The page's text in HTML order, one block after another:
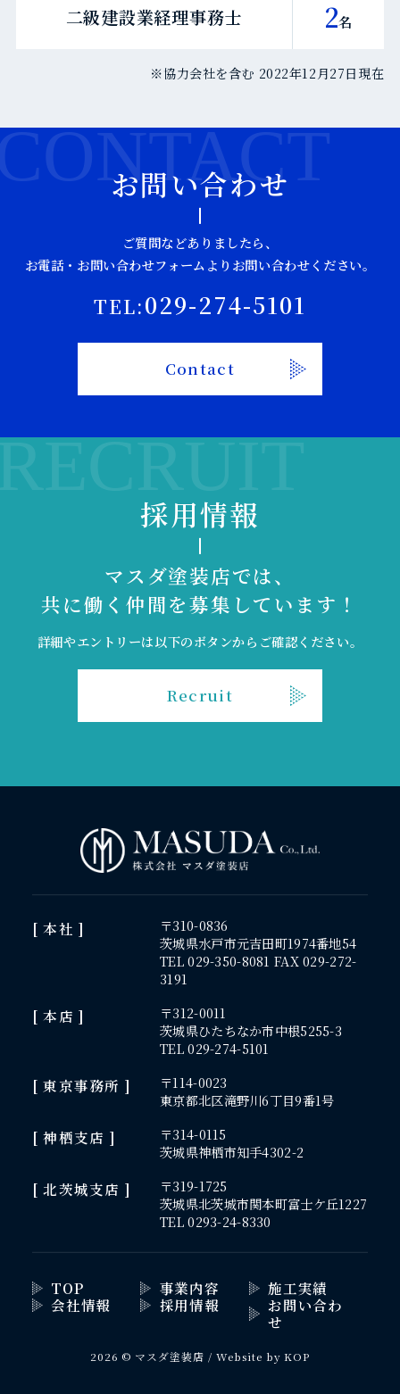
二級建設業経理事務士 2名
※協力会社を含む 2022年12月27日現在
お問い合わせ
ご質問などありましたら、
お電話・お問い合わせフォームよりお問い合わせください。
TEL:029-274-5101
Contact
採用情報
マスダ塗装店では、
共に働く仲間を募集しています！
詳細やエントリーは以下のボタンからご確認ください。
Recruit
[ 本社 ]
〒310-0836
茨城県水戸市元吉田町1974番地54
TEL 029-350-8081 FAX 029-272-
3191
[ 本店 ]
〒312-0011
茨城県ひたちなか市中根5255-3
TEL 029-274-5101
[ 東京事務所 ]
〒114-0023
東京都北区滝野川6丁目9番1号
[ 神栖支店 ]
〒314-0115
茨城県神栖市知手4302-2
[ 北茨城支店 ]
〒319-1725
茨城県北茨城市関本町富士ケ丘1227
TEL 0293-24-8330
TOP 事業内容
施工実績
会社情報
採用情報
お問い合わ
せ
2026 © マスダ塗装店 / Website byKOP